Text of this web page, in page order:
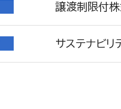
譲渡制限付
サステナビリ
サステナビ
2027年3月